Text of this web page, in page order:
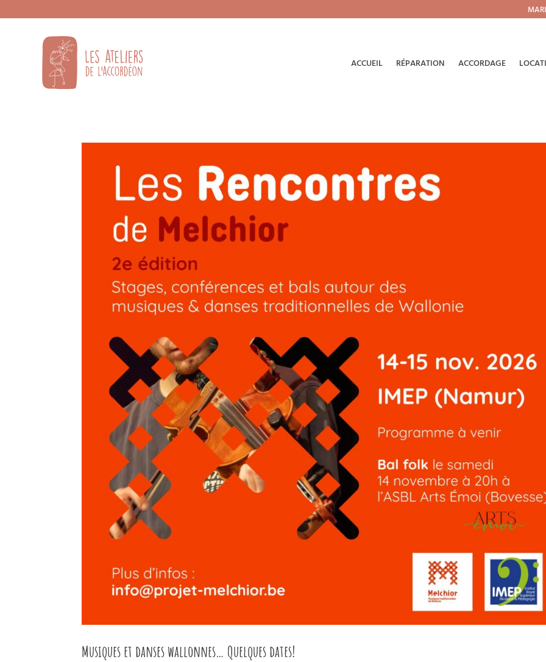
ACCUEIL RÉPARATION ACCORDAGE
Musiques et danses wallonnes… Quelques dates!